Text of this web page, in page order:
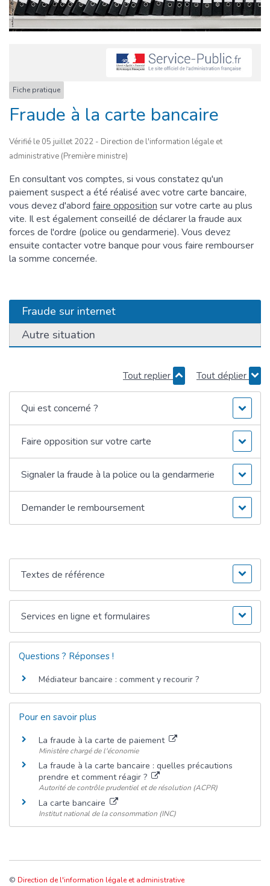
Fiche pratique
Fraude à la carte bancaire
Vérifié le 05 juillet 2022 - Direction de l'information légale et
administrative (Première ministre)
En consultant vos comptes, si vous constatez qu'un
paiement suspect a été réalisé avec votre carte bancaire,
vous devez d'abord faire opposition sur votre carte au plus
vite. Il est également conseillé de déclarer la fraude aux
forces de l'ordre (police ou gendarmerie). Vous devez
ensuite contacter votre banque pour vous faire rembourser
la somme concernée.
Fraude sur internet
Autre situation
Tout replier Tout déplier
Qui est concerné ?
Faire opposition sur votre carte
Signaler la fraude à la police ou la gendarmerie
Demander le remboursement
Textes de référence
Services en ligne et formulaires
Questions ? Réponses !
Médiateur bancaire : comment y recourir ?
Pour en savoir plus
La fraude à la carte de paiement
Ministère chargé de l'économie
La fraude à la carte bancaire : quelles précautions
prendre et comment réagir ?
Autorité de contrôle prudentiel et de résolution (ACPR)
La carte bancaire
Institut national de la consommation (INC)
© Direction de l'information légale et administrative